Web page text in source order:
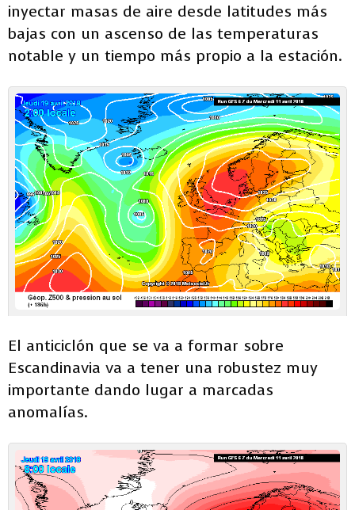
inyectar masas de aire desde latitudes más
bajas con un ascenso de las temperaturas
notable y un tiempo más propio a la estación.
El anticiclón que se va a formar sobre
Escandinavia va a tener una robustez muy
importante dando lugar a marcadas
anomalías.